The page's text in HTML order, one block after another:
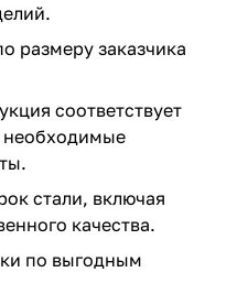
размеру заказчика
соответствует
необходимые
стали, включая
качества.
по выгодным